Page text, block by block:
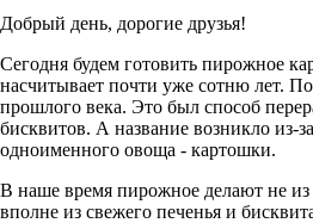
Добрый день, дорогие друзья!
Сегодня будем готовить пирожное
насчитывает почти уже сотню лет.
прошлого века. Это был способ
бисквитов. А название возникло из-
одноименного овоща - картошки.
В наше время пирожное делают не из
вполне из свежего печенья и